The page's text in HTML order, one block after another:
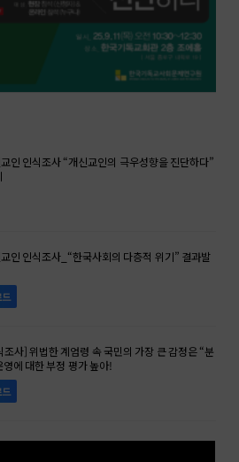
인 인식조사 “개신교인의 극우성향을 진단하다”
인 인식조사_“한국사회의 다층적 위기” 결과발
사] 위법한 계엄령 속 국민의 가장 큰 감정은 “분
영에 대한 부정 평가 높아!